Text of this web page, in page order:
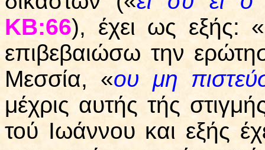
ΚΒ:66), έχει ως εξής: «
επιβεβαιώσω την
Μεσσία, «ου μη
μέχρις αυτής τής
τού Ιωάννου και εξής